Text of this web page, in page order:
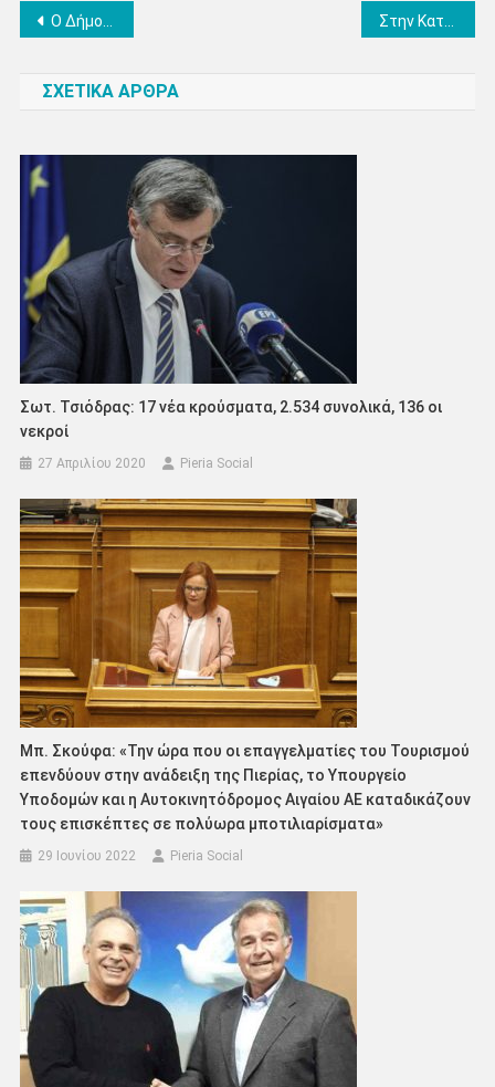
Πλοήγηση
Ο Δήμος Πύδνας – Κολινδρού φροντίζει για τα αδέσποτα ζώα, αδιάλειπτα και με υπευθυνότητα -Προς ενημέρωση φιλόζωων και φιλομαθών
ΣΧΕΤΙΚΑ ΑΡΘΡΑ
Σωτ. Τσιόδρας: 17 νέα κρούσματα, 2.534 συνολικά, 136 οι
νεκροί
27 Απριλίου 2020 Pieria Social
Μπ. Σκούφα: «Την ώρα που οι επαγγελματίες του Τουρισμού
επενδύουν στην ανάδειξη της Πιερίας, το Υπουργείο
Υποδομών και η Αυτοκινητόδρομος Αιγαίου ΑΕ καταδικάζουν
τους επισκέπτες σε πολύωρα μποτιλιαρίσματα»
29 Ιουνίου 2022 Pieria Social